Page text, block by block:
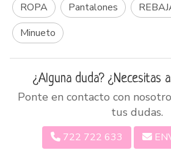
ROPA
Pantalones
Minueto
¿Alguna duda? ¿Necesitas
Ponte en contacto con
tus dudas.
722 722 633